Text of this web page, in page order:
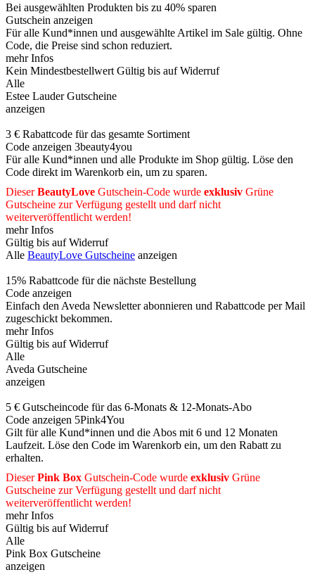
Bei ausgewählten Produkten bis zu 40% sparen
Gutschein anzeigen
Für alle Kund*innen und ausgewählte Artikel im Sale gültig. Ohne
Code, die Preise sind schon reduziert.
mehr Infos
Kein Mindestbestellwert Gültig bis auf Widerruf
Alle
Estee Lauder Gutscheine
anzeigen
3 € Rabattcode für das gesamte Sortiment
Code anzeigen 3beauty4you
Für alle Kund*innen und alle Produkte im Shop gültig. Löse den
Code direkt im Warenkorb ein, um zu sparen.
DieserBeautyLove Gutschein-Code wurde exklusiv Grüne
Gutscheine zur Verfügung gestellt und darf nicht
weiterveröffentlicht werden!
mehr Infos
Gültig bis auf Widerruf
Alle BeautyLove Gutscheine anzeigen
15% Rabattcode für die nächste Bestellung
Code anzeigen
Einfach den Aveda Newsletter abonnieren und Rabattcode per Mail
zugeschickt bekommen.
mehr Infos
Gültig bis auf Widerruf
Alle
Aveda Gutscheine
anzeigen
5 € Gutscheincode für das 6-Monats & 12-Monats-Abo
Code anzeigen 5Pink4You
Gilt für alle Kund*innen und die Abos mit 6 und 12 Monaten
Laufzeit. Löse den Code im Warenkorb ein, um den Rabatt zu
erhalten.
DieserPink Box Gutschein-Code wurde exklusiv Grüne
Gutscheine zur Verfügung gestellt und darf nicht
weiterveröffentlicht werden!
mehr Infos
Gültig bis auf Widerruf
Alle
Pink Box Gutscheine
anzeigen